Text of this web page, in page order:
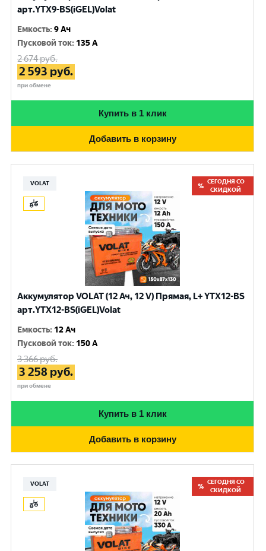
арт.YTX9-BS(iGEL)Volat
Емкость:9 Ач
Пусковой ток: 135 A
2 674руб.
2 593 руб.
при обмене
Купить в 1 клик
Добавить в корзину
VOLAT
СЕГОДНЯ СО
СКИДКОЙ
Аккумулятор VOLAT (12 Ач, 12 V) Прямая, L+ YTX12-BS
арт.YTX12-BS(iGEL)Volat
Емкость: 12 Ач
Пусковой ток: 150 A
3 366руб.
3 258 руб.
при обмене
Купить в 1 клик
Добавить в корзину
VOLAT
СЕГОДНЯ СО
СКИДКОЙ